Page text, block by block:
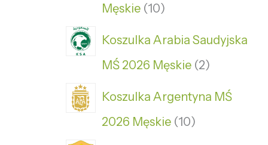
Męskie 10
Koszulka Arabia Saudyjska
MŚ 2026 Męskie 2
Koszulka Argentyna MŚ
2026 Męskie 10